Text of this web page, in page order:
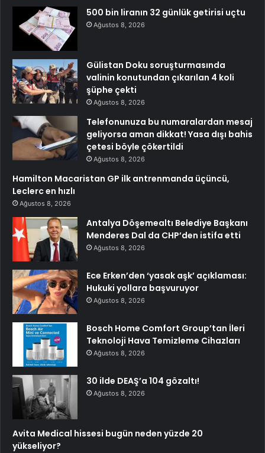
500 bin liranın 32 günlük getirisi uçtu
Ağustos 8, 2026
Gülistan Doku soruşturmasında
valinin konutundan çıkarılan 4 koli
şüphe çekti
Ağustos 8, 2026
Telefonunuza bu numaralardan mesaj
geliyorsa aman dikkat! Yasa dışı bahis
çetesi böyle çökertildi
Ağustos 8, 2026
Hamilton Macaristan GP ilk antrenmanda üçüncü,
Leclerc en hızlı
Ağustos 8, 2026
Antalya Döşemealtı Belediye Başkanı
Menderes Dal da CHP’den istifa etti
Ağustos 8, 2026
Ece Erken’den ‘yasak aşk’ açıklaması:
Hukuki yollara başvuruyor
Ağustos 8, 2026
Bosch Home Comfort Group’tan İleri
Teknoloji Hava Temizleme Cihazları
Ağustos 8, 2026
30 ilde DEAŞ’a 104 gözaltı!
Ağustos 8, 2026
Avita Medical hissesi bugün neden yüzde 20
yükseliyor?